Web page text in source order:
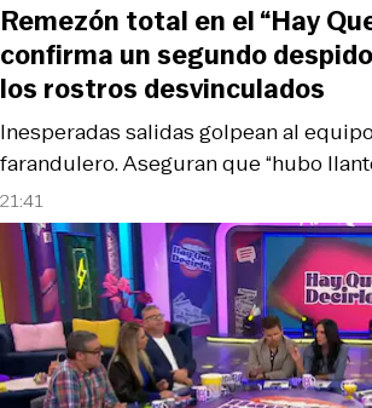
21:41
Inesperadas salidas golpean al
farandulero. Aseguran que “hubo
Remezón total en el “Hay
confirma un segundo
los rostros desvinculados